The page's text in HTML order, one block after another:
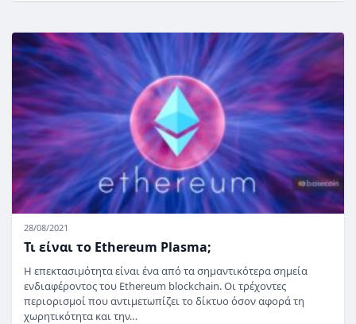
28/08/2021
Τι είναι το Ethereum Plasma;
Η επεκτασιμότητα είναι ένα από τα σημαντικότερα σημεία
ενδιαφέροντος του Ethereum blockchain. Οι τρέχοντες
περιορισμοί που αντιμετωπίζει το δίκτυο όσον αφορά τη
χωρητικότητα και την…